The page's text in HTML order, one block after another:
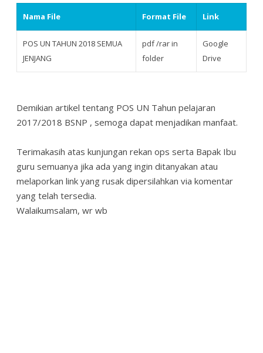
Nama File Format File Link
POS UN TAHUN 2018 SEMUA
JENJANG
pdf /rar in
folder
Google
Drive
Demikian artikel tentang POS UN Tahun pelajaran
2017/2018 BSNP , semoga dapat menjadikan manfaat.
Terimakasih atas kunjungan rekan ops serta Bapak Ibu
guru semuanya jika ada yang ingin ditanyakan atau
melaporkan link yang rusak dipersilahkan via komentar
yang telah tersedia.
Walaikumsalam, wr wb